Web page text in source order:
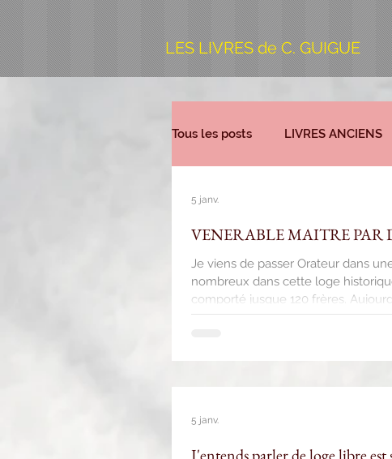
LES LIVRES de C. GUIGUE
Tous les posts LIVRES ANCIENS
VENERABLE MAITRE PAR
Je viens de passer Orateur dans
nombreux dans cette loge
comporté jusque 120 frères.
quinzaine de maîtres. On groupe
5 janv.
J'entends parler de loge libre
5 janv.